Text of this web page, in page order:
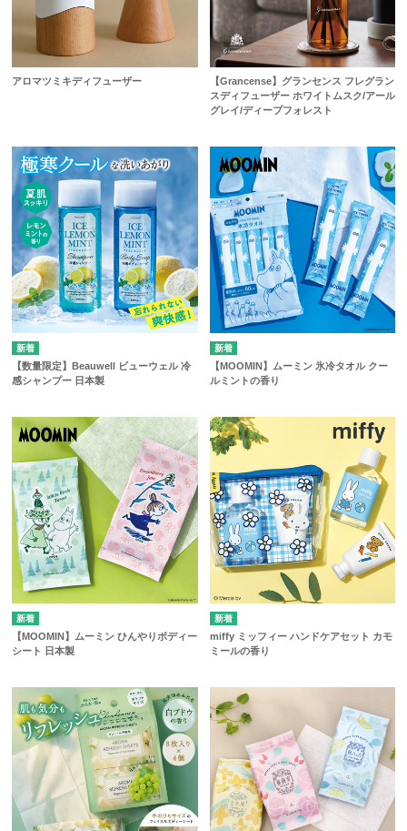
アロマツミキディフューザー
【Grancense】グランセンス フレグラン
スディフューザー ホワイトムスク/アール
グレイ/ディープフォレスト
【数量限定】Beauwell ビューウェル 冷
感シャンプー 日本製
【MOOMIN】ムーミン 氷冷タオル クー
ルミントの香り
【MOOMIN】ムーミン ひんやりボディー
シート 日本製
miffy ミッフィー ハンドケアセット カモ
ミールの香り